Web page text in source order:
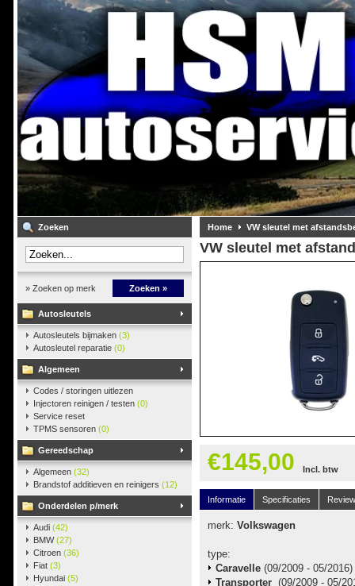
Zoeken
» Zoeken op merk Zoeken »
Autosleutels
Autosleutels bijmaken (3)
Autosleutel reparatie (0)
Algemeen
Codes / storingen uitlezen
Injectoren reinigen / testen (0)
Service reset
TPMS sensoren (0)
Gereedschap
Algemeen (32)
Brandstof additieven en reinigers (12)
Onderdelen p/merk
Audi (42)
BMW(27)
Citroen (36)
Fiat (3)
Hyundai (5)
Home VW sleutel met
VW sleutel met
€145,00 Incl. btw
Informatie Specificaties
merk: Volkswagen
type:
Caravelle (09/2009 - 05/2016)
Transporter (09/2009 - 05/